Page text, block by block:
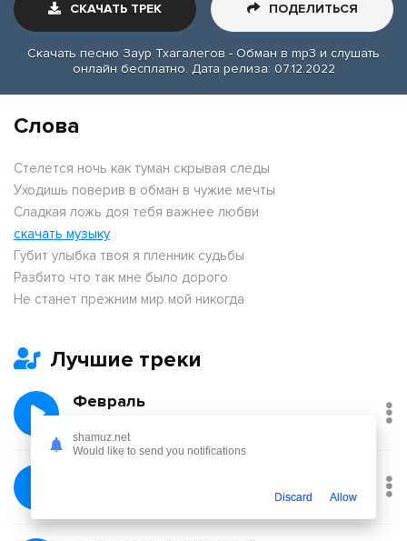
СКАЧАТЬ ТРЕК ПОДЕЛИТЬСЯ
Скачать песню Заур Тхагалегов - Обман в mp3 и слушать
онлайн бесплатно. Дата релиза: 07.12.2022
Слова
Стелется ночь как туман скрывая следы
Уходишь поверив в обман в чужие мечты
Сладкая ложь доя тебя важнее любви
скачать музыку
Губит улыбка твоя я пленник судьбы
Разбито что так мне было дорого
Не станет прежним мир мой никогда
Лучшие треки
Февраль
shamuz.net
Would like to send you notifications
Discard Allow